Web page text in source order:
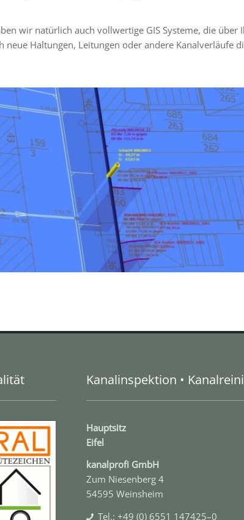
wir natür­lich auch voll­wer­tige GIS Systeme, die
neue Haltungen, Leitungen oder andere Kanalverläufe
Kanalinspektion •
Hauptsitz
Eifel
kanal­profi GmbH
Zum Niesenberg 4
54595 Weinsheim
Tel.: +49 (0) 6551 147425–0